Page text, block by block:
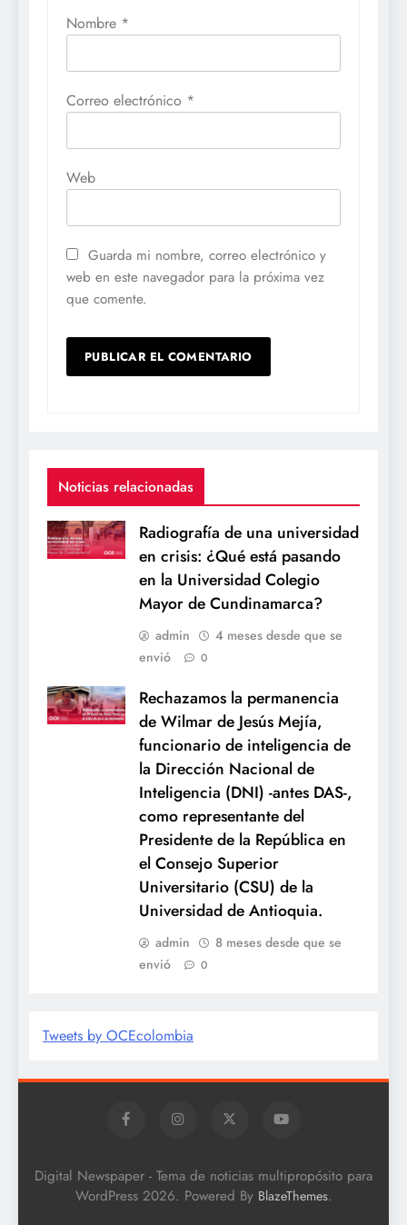
Nombre *
Correo electrónico *
Web
Guarda mi nombre, correo electrónico y
web en este navegador para la próxima vez
que comente.
Noticias relacionadas
Radiografía de una universidad
en crisis: ¿Qué está pasando
en la Universidad Colegio
Mayor de Cundinamarca?
admin
4 meses desde que se
envió
0
Rechazamos la permanencia
de Wilmar de Jesús Mejía,
funcionario de inteligencia de
la Dirección Nacional de
Inteligencia (DNI) -antes DAS-,
como representante del
Presidente de la República en
el Consejo Superior
Universitario (CSU) de la
Universidad de Antioquia.
admin
8 meses desde que se
envió
0
Tweets by OCEcolombia
Digital Newspaper - Tema de noticias multipropósito para
WordPress 2026. Powered By BlazeThemes.